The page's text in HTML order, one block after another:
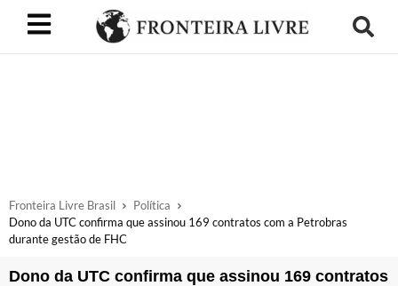
Fronteira Livre Brasil
Política
Dono da UTC confirma que assinou 169 contratos com a Petrobras
durante gestão de FHC
Dono da UTC confirma que assinou 169 contratos